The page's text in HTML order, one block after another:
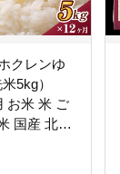
クレンゆ
5kg）
お米 米 ご
国産 北海